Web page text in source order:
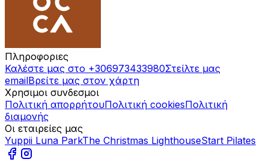
Πληροφοριες
Καλέστε μας στο +306973433980Στείλτε μας
emailΒρείτε μας στον χάρτη
Χρησιμοι συνδεσμοι
Πολιτική απορρήτουΠολιτική cookiesΠολιτική
διαμονής
Οι εταιρείες μας
Yuppii Luna ParkThe Christmas LighthouseStart Pilates